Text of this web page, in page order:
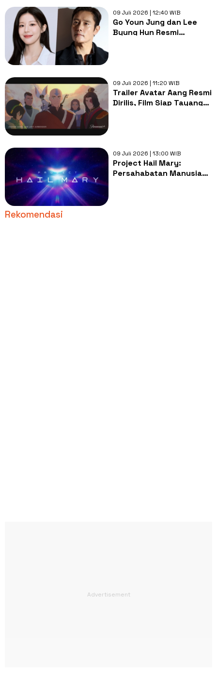
09 Juli 2026 | 12:40 WIB
Go Youn Jung dan Lee
Byung Hun Resmi
09 Juli 2026 | 11:20 WIB
Trailer Avatar Aang Resmi
Dirilis, Film Siap Tayang
09 Juli 2026 | 13:00 WIB
Project Hail Mary:
Persahabatan Manusia
Rekomendasi